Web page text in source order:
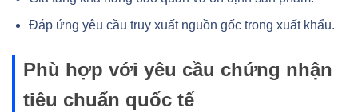
Đáp ứng yêu cầu truy xuất nguồn gốc trong xuất khẩu.
Phù hợp với yêu cầu chứng nhận
tiêu chuẩn quốc tế